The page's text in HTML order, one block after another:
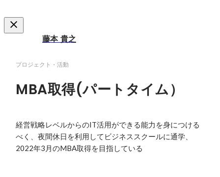
藤本 貴之
プロジェクト・活動
MBA取得(パートタイム）
経営戦略レベルからのIT活用ができる能力を身につける
べく、夜間休日を利用してビジネススクールに通学、
2022年3月のMBA取得を目指している